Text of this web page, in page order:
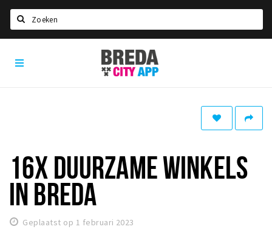
Home
Eten
Drinken
Slapen
Breda
City
App
16X DUURZAME WINKELS
IN BREDA
Geplaatst op 1 februari 2023